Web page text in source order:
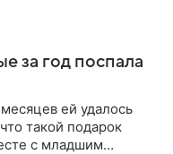
за год поспала
ей удалось
такой подарок
с младшим